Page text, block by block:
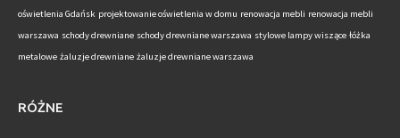
oświetlenia Gdańsk projektowanie oświetlenia w domu renowacja mebli renowacja mebli
warszawa schody drewniane schody drewniane warszawa stylowe lampy wiszące łóżka
metalowe żaluzje drewniane żaluzje drewniane warszawa
RÓŻNE